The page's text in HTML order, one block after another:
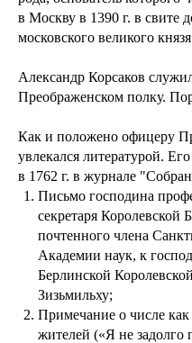
в Москву в 1390 г. в свите
московского великого
Александр Корсаков
Преображенском полку.
Как и положено офицеру
увлекался литературой.
в 1762 г. в журнале
Письмо господина
секретаря
почтенного члена
Академии наук, к
Берлинской
Зизьмильху;
Примечание о числе
жителей («Я не задолго